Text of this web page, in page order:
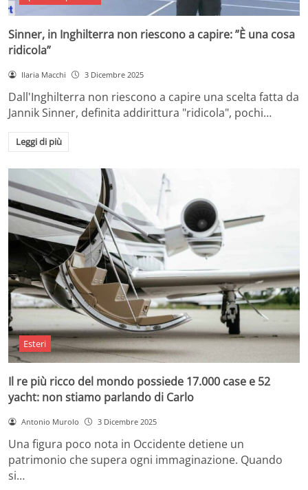
Sinner, in Inghilterra non riescono a capire: ”È una cosa
ridicola”
Ilaria Macchi 3 Dicembre 2025
Dall'Inghilterra non riescono a capire una scelta fatta da
Jannik Sinner, definita addirittura "ridicola", pochi…
Leggi di più
Esteri
Il re più ricco del mondo possiede 17.000 case e 52
yacht: non stiamo parlando di Carlo
Antonio Murolo 3 Dicembre 2025
Una figura poco nota in Occidente detiene un
patrimonio che supera ogni immaginazione. Quando
si…